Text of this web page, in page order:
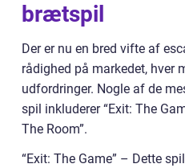
brætspil
Der er nu en bred vifte af
rådighed på markedet, hver
udfordringer. Nogle af de
spil inkluderer “Exit: The
The Room”.
“Exit: The Game” – Dette